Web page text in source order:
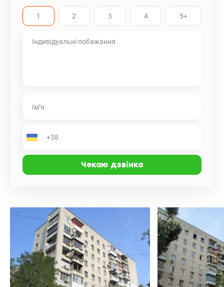
1 2 3 4 5+